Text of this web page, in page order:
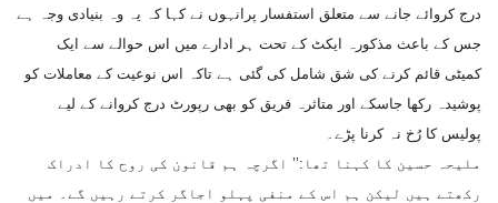
درج کروائے جانے سے متعلق استفسار پرانہوں نے کہا کہ یہ وہ بنیادی وجہ ہے
جس کے باعث مذکورہ ایکٹ کے تحت ہر ادارے میں اس حوالے سے ایک
کمیٹی قائم کرنے کی شق شامل کی گئی ہے تاکہ اس نوعیت کے معاملات کو
پوشیدہ رکھا جاسکے اور متاثرہ فریق کو بھی رپورٹ درج کروانے کے لیے
پولیس کا رُخ نہ کرنا پڑے۔
ملیحہ حسین کا کہنا تھا:’’ اگرچہ ہم قانون کی روح کا ادراک
رکھتے ہیں لیکن ہم اس کے منفی پہلو اجاگر کرتے رہیں گے۔ میں